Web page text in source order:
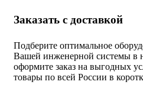
Заказать с доставкой
Подберите оптимальное
Вашей инженерной системы в
оформите заказ на выгодных
товары по всей России в